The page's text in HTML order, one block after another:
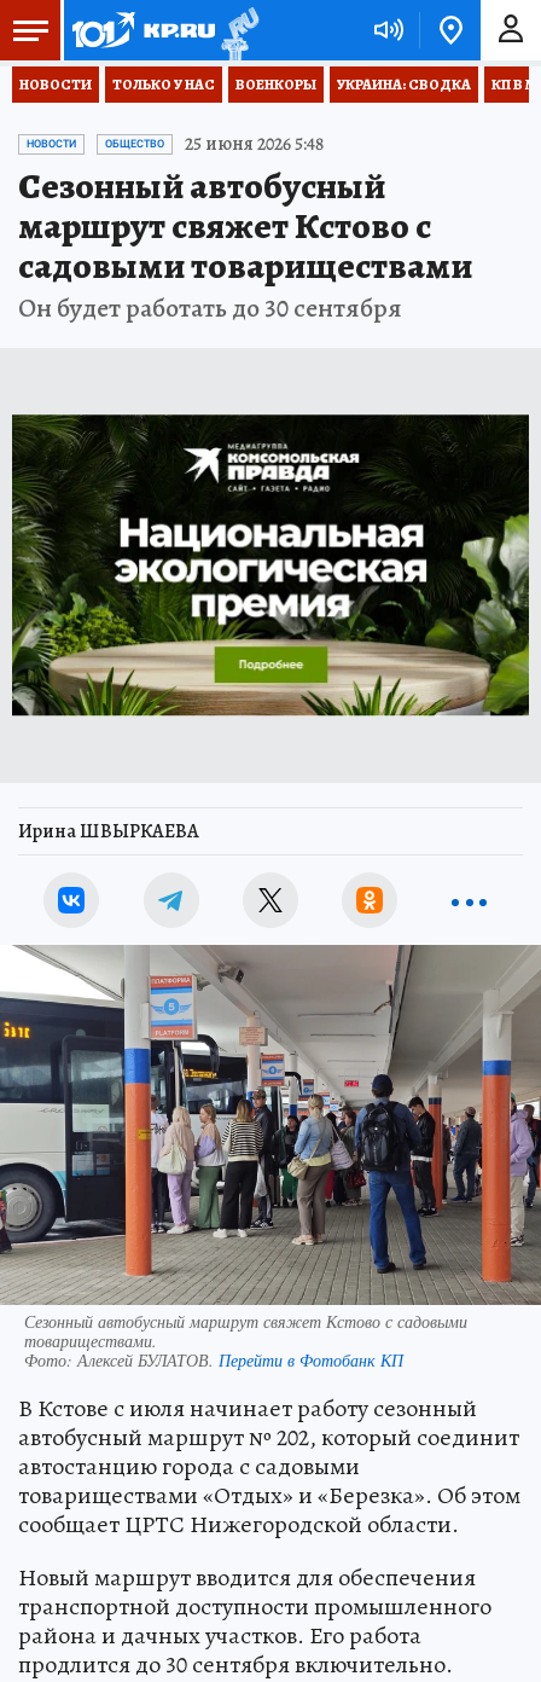
НОВОСТИ ТОЛЬКО У НАС ВОЕНКОРЫ УКРАИНА: СВОДКА КП В
НОВОСТИ ОБЩЕСТВО 25 июня 2026 5:48
Сезонный автобусный
маршрут свяжет Кстово с
садовыми товариществами
Он будет работать до 30 сентября
Ирина ШВЫРКАЕВА
Сезонный автобусный маршрут свяжет Кстово с садовыми
товариществами.
Фото: Алексей БУЛАТОВ. Перейти в Фотобанк КП
В Кстове с июля начинает работу сезонный
автобусный маршрут № 202, который соединит
автостанцию города с садовыми
товариществами «Отдых» и «Березка». Об этом
сообщает ЦРТС Нижегородской области.
Новый маршрут вводится для обеспечения
транспортной доступности промышленного
района и дачных участков. Его работа
продлится до 30 сентября включительно.